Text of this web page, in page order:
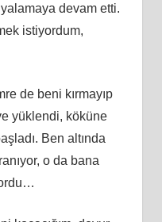
devam etti.
istiyordum,
de beni kırmayıp
yüklendi, köküne
Ben altında
o da bana